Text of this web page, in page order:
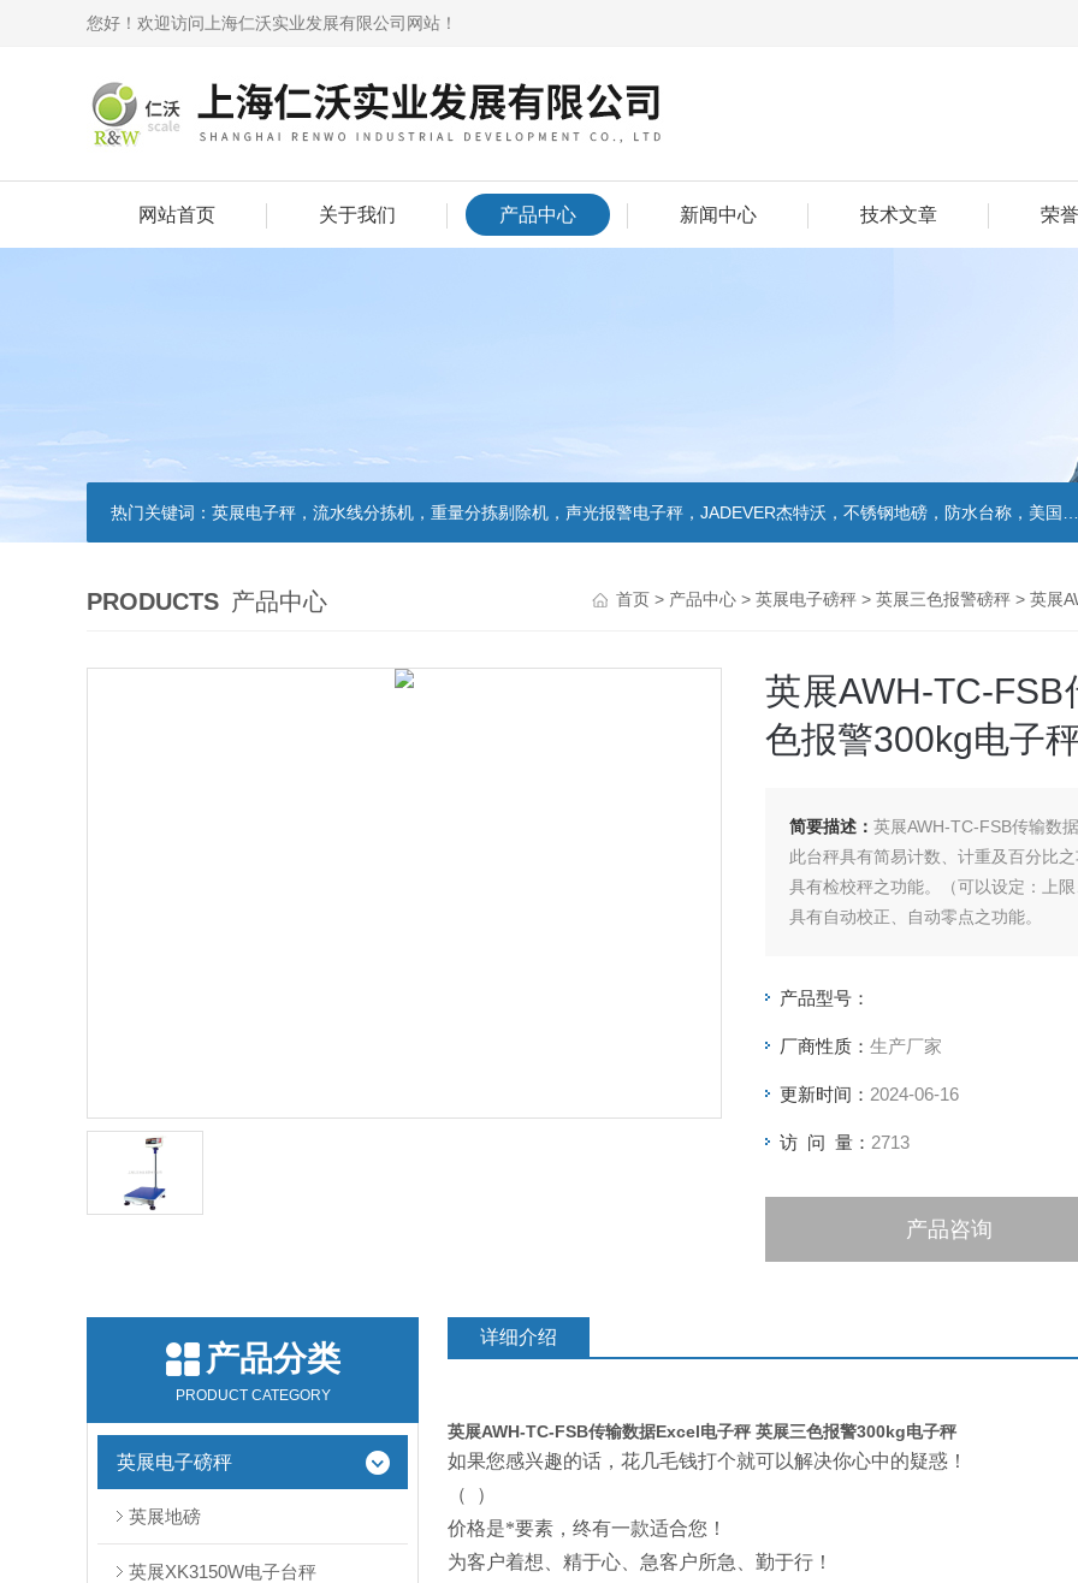
您好！欢迎访问上海仁沃实业发展有限公司网站！
网站首页 关于我们 产品中心 新闻中心 技术文章 荣
热门关键词： 英展电子秤，流水线分拣机，重量分拣剔除机，声光报警电子秤，JADEVER杰特沃，不锈钢地磅，防水台称，美国双杰天平，报警电子称
PRODUCTS 产品中心 首页 > 产品中心 > 英展电子磅秤 > 英展三色报警磅秤 > 英展
英展AWH-TC-
色报警300kg电子
简要描述： 英展AWH-TC-FSB传输数
此台秤具有简易计数、计重及百分比
具有检校秤之功能。（可以设定：上
具有自动校正、自动零点之功能。
台秤按键采有触感之设计，采用3M胶
产品型号：
厂商性质： 生产厂家
更新时间： 2024-06-16
访 问 量： 2713
产品咨询
产品分类
PRODUCT CATEGORY
英展电子磅秤
英展地磅
英展XK3150W电子台秤
详细介绍
英展AWH-TC-FSB传输数据Excel电子秤 英展三色报警300kg电子秤
如果您感兴趣的话，花几毛钱打个就可以解决你心中的疑惑！
（
）
价格是*要素，终有一款适合您！
为客户着想、精于心、急客户所急、勤于行！